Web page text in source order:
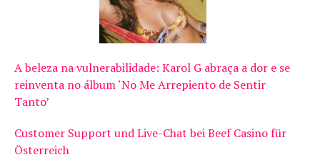
A beleza na vulnerabilidade: Karol G abraça a dor e se
reinventa no álbum ‘No Me Arrepiento de Sentir
Tanto’
Customer Support und Live-Chat bei Beef Casino für
Österreich